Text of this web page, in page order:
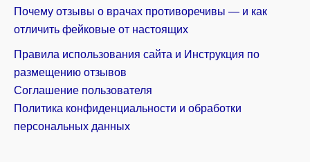
Почему отзывы о врачах противоречивы — и как
отличить фейковые от настоящих
Правила использования сайта и Инструкция по
размещению отзывов
Соглашение пользователя
Политика конфиденциальности и обработки
персональных данных